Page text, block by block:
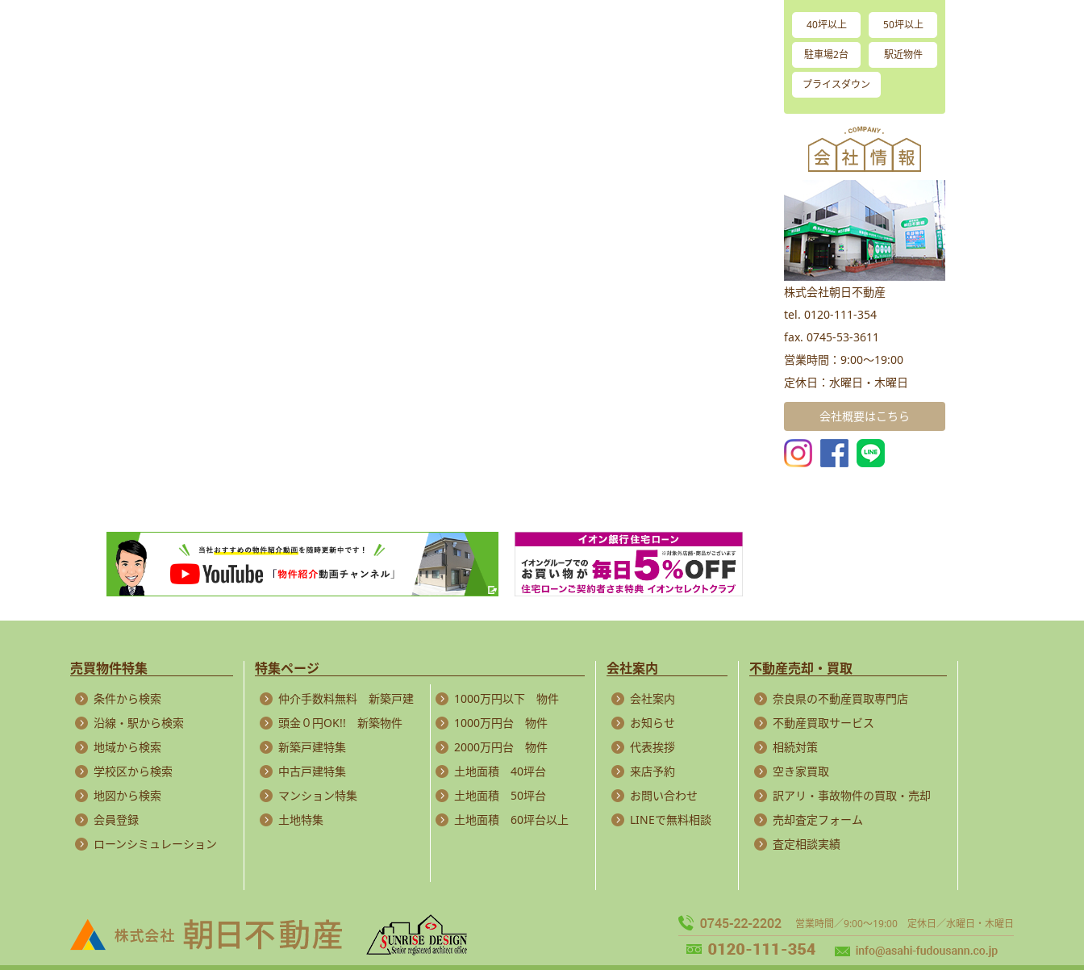
40坪以上 50坪以上
駐車場2台 駅近物件
プライスダウン
株式会社朝日不動産
tel. 0120-111-354
fax. 0745-53-3611
営業時間：9:00～19:00
定休日：水曜日・木曜日
会社概要はこちら
売買物件特集
条件から検索
沿線・駅から検索
地域から検索
学校区から検索
地図から検索
会員登録
ローンシミュレーション
特集ページ
仲介手数料無料 新築戸建
頭金０円OK!! 新築物件
新築戸建特集
中古戸建特集
マンション特集
土地特集
1000万円以下 物件
1000万円台 物件
2000万円台 物件
土地面積 40坪台
土地面積 50坪台
土地面積 60坪台以上
会社案内
会社案内
お知らせ
代表挨拶
来店予約
お問い合わせ
LINEで無料相談
不動産売却・買取
奈良県の不動産買取専門店
不動産買取サービス
相続対策
空き家買取
訳アリ・事故物件の買取・売却
売却査定フォーム
査定相談実績
営業時間／9:00～19:00 定休日／水曜日・木曜日